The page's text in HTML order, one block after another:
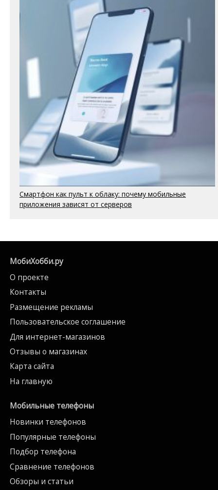
Смартфон как пульт к облаку: почему мобильные
приложения зависят от серверов
МобиХобби.ру
О проекте
Контакты
Размещение рекламы
Пользовательское соглашение
Для интернет-магазинов
Отзывы о магазинах
Карта сайта
На главную
Мобильные телефоны
Новинки телефонов
Популярные телефоны
Подбор телефона
Сравнение телефонов
Обзоры и статьи